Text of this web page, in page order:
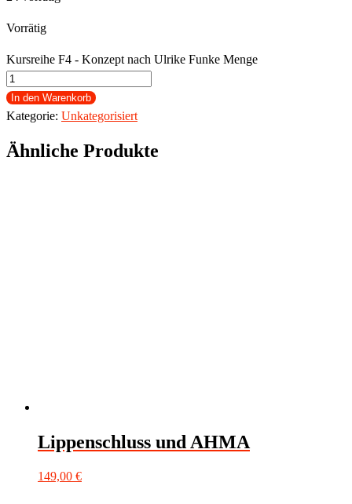
Vorrätig
Kursreihe F4 - Konzept nach Ulrike Funke Menge
In den Warenkorb
Kategorie: Unkategorisiert
Ähnliche Produkte
Lippenschluss und AHMA
149,00 €